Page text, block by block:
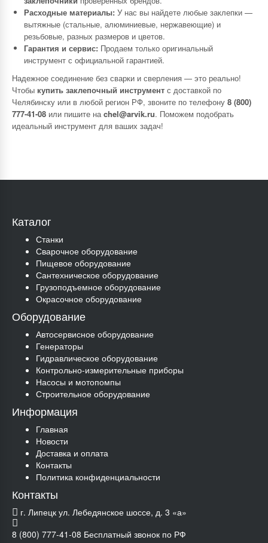
Расходные материалы: У нас вы найдете любые заклепки —
вытяжные (стальные, алюминиевые, нержавеющие) и
резьбовые, разных размеров и цветов.
Гарантия и сервис: Продаем только оригинальный
инструмент с официальной гарантией.
Надежное соединение без сварки и сверления — это реально!
Чтобы купить заклепочный инструмент с доставкой по
Челябинску или в любой регион РФ, звоните по телефону 8 (800)
777-41-08 или пишите наchel@arvik.ru. Поможем подобрать
идеальный инструмент для ваших задач!
Каталог
Станки
Сварочное оборудование
Пищевое оборудование
Сантехническое оборудование
Грузоподъемное оборудование
Окрасочное оборудование
Оборудование
Автосервисное оборудование
Генераторы
Гидравлическое оборудование
Контрольно-измерительные приборы
Насосы и мотопомпы
Строительное оборудование
Информация
Главная
Новости
Доставка и оплата
Контакты
Политика конфиденциальности
Контакты
г. Липецк ул. Лебедянское шоссе, д. 3 «а»
8 (800) 777-41-08 Бесплатный звонок по РФ